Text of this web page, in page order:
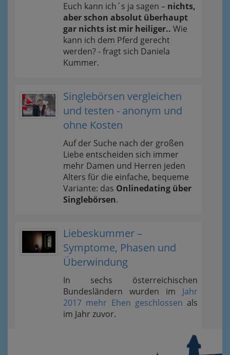
Euch kann ich´s ja sagen – nichts,
aber schon absolut überhaupt
gar nichts ist mir heiliger.. Wie
kann ich dem Pferd gerecht
werden? - fragt sich Daniela
Kummer.
Singlebörsen vergleichen
und testen - anonym und
ohne Kosten
Auf der Suche nach der großen
Liebe entscheiden sich immer
mehr Damen und Herren jeden
Alters für die einfache, bequeme
Variante: das Onlinedating über
Singlebörsen.
Liebeskummer –
Symptome, Phasen und
Überwindung
In sechs österreichischen
Bundesländern wurden im Jahr
2017 mehr Ehen geschlossen als
im Jahr zuvor.